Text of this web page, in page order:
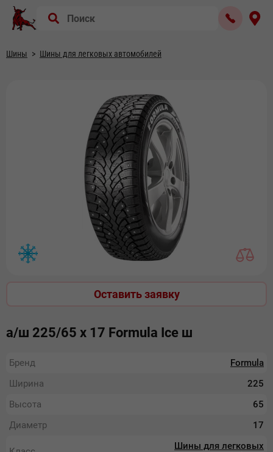
Шины Шины для легковых автомобилей
Оставить заявку
а/ш 225/65 х 17 Formula Ice ш
Бренд
Formula
Ширина
225
Высота
65
Диаметр
17
Шины для легковых